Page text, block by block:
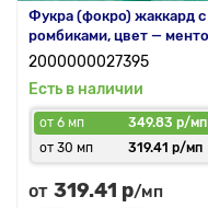
Фукра (фокро) жаккард с
ромбиками, цвет —
2000000027395
Есть в наличии
от 6 мп
349.83 р/мп
от 30 мп
319.41 р/мп
от 319.41 р/мп